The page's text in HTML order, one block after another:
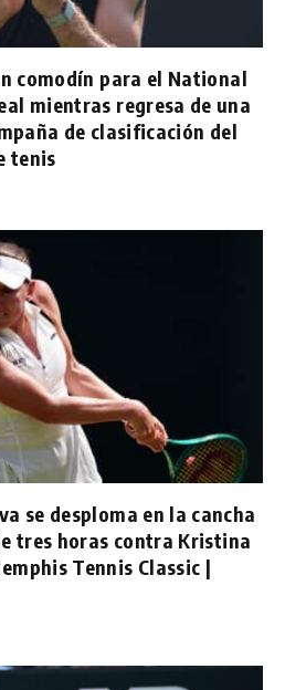
comodín para el National
mientras regresa de una
de clasificación del
tenis
se desploma en la cancha
tres horas contra Kristina
Tennis Classic |